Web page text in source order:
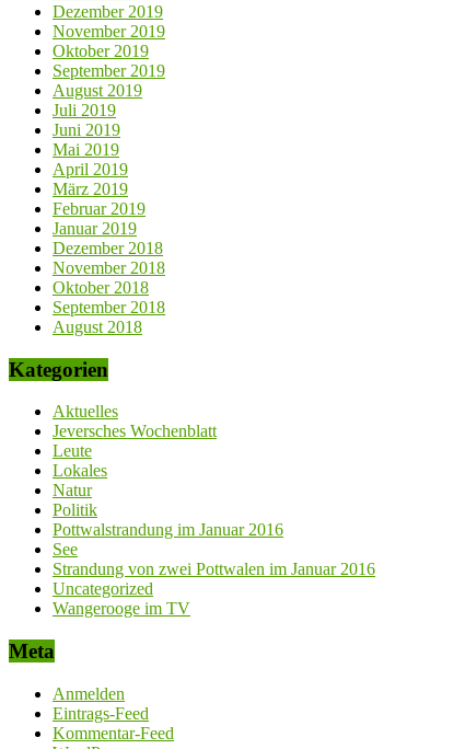
Dezember 2019
November 2019
Oktober 2019
September 2019
August 2019
Juli 2019
Juni 2019
Mai 2019
April 2019
März 2019
Februar 2019
Januar 2019
Dezember 2018
November 2018
Oktober 2018
September 2018
August 2018
Kategorien
Aktuelles
Jeversches Wochenblatt
Leute
Lokales
Natur
Politik
Pottwalstrandung im Januar 2016
See
Strandung von zwei Pottwalen im Januar 2016
Uncategorized
Wangerooge im TV
Meta
Anmelden
Eintrags-Feed
Kommentar-Feed